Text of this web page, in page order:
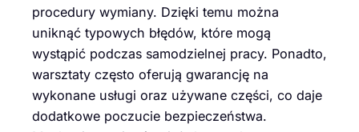
procedury wymiany. Dzięki temu można
uniknąć typowych błędów, które mogą
wystąpić podczas samodzielnej pracy. Ponadto,
warsztaty często oferują gwarancję na
wykonane usługi oraz używane części, co daje
dodatkowe poczucie bezpieczeństwa.